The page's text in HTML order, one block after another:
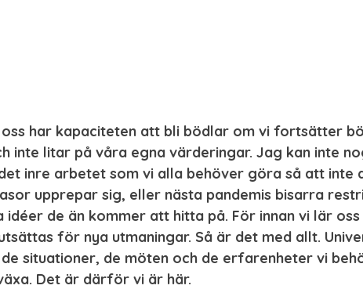
har kapaciteten att bli bödlar om vi fortsätter
inte litar på våra egna värderingar. Jag kan inte
inre arbetet som vi alla behöver göra så att inte
upprepar sig, eller nästa pandemis bisarra
idéer de än kommer att hitta på. För innan vi lär
för nya utmaningar. Så är det med allt.
situationer, de möten och de erfarenheter vi
Det är därför vi är här.